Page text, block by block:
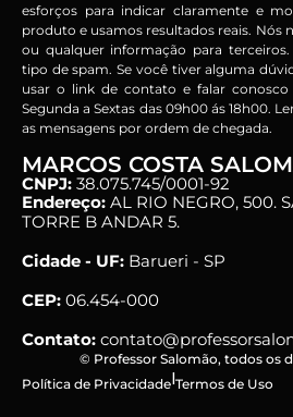
esforços para indicar claramente e
produto e usamos resultados reais. Nós
ou qualquer informação para
tipo de spam. Se você tiver alguma
usar o link de contato e falar
Segunda a Sextas das 09h00 ás 18h00.
as mensagens por ordem de chegada.
MARCOS COSTA
CNPJ: 38.075.745/0001-92
Endereço: AL RIO NEGRO, 500.
TORRE B ANDAR 5.
Cidade - UF: Barueri - SP
CEP: 06.454-000
Contato:
© Professor Salomão, todos os
Política de Privacidade|Termos de Uso